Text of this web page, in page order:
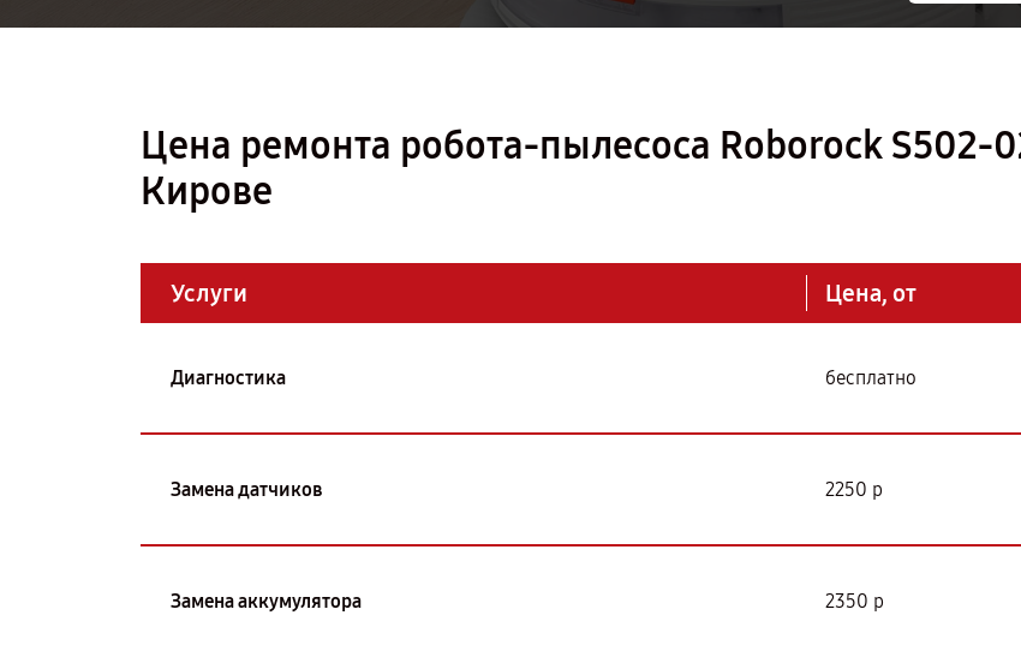
Цена ремонта робота-пылесоса Roborock S502-
Кирове
Услуги Цена, от
Диагностика бесплатно
Замена датчиков 2250 р
Замена аккумулятора 2350 р